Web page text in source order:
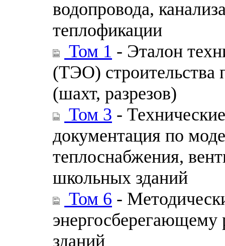
водопровода,
теплофикации
Том 1 - Эталон
(ТЭО) строительства
(шахт, разрезов)
Том 3 -
документация по
теплоснабжения,
школьных зданий
Том 6 -
зданий